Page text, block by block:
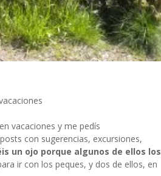
vacaciones y me pedís
con sugerencias, excursiones,
un ojo porque algunos de ellos los
ir con los peques, y dos de ellos, en